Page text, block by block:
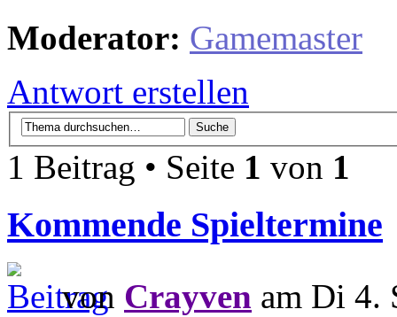
Moderator: Gamemaster
Antwort erstellen
1 Beitrag • Seite 1 von 1
Kommende Spieltermine
von Crayven am Di 4.